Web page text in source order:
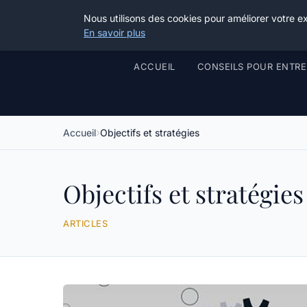
ACCUEIL CONSEILS POUR
Accueil Objectifs et stratégies
Objectifs et stratégies
ARTICLES
Nous utilisons des cookies pour améliorer votre
En savoir plus